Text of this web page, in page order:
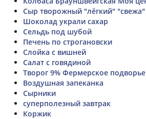
Сыр творожный "лёгкий" "свежа"
Шоколад украли сахар
Сельдь под шубой
Печень по строгановски
Слойка с вишней
Салат с говядиной
Творог 9% Фермерское подворье
Воздушная запеканка
Сырники
суперполезный завтрак
Коржик